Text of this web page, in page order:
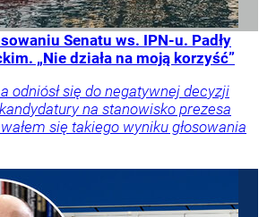
Senatu ws. IPN-u. Padły
„Nie działa na moją korzyść”
odniósł się do negatywnej decyzji
na stanowisko prezesa
się takiego wyniku głosowania